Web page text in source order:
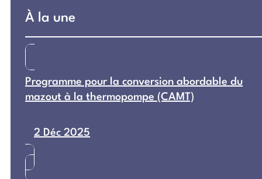
À la une
Programme pour la conversion abordable du
mazout à la thermopompe (CAMT)
2 Déc 2025